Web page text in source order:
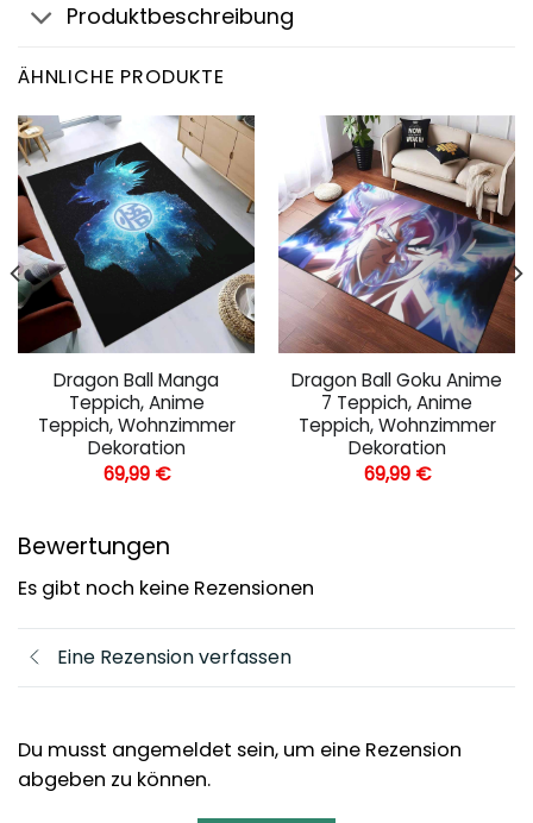
Produktbeschreibung
ÄHNLICHE PRODUKTE
Dragon Ball Manga
Teppich, Anime
Teppich, Wohnzimmer
Dekoration
69,99 €
Dragon Ball Goku Anime
7 Teppich, Anime
Teppich, Wohnzimmer
Dekoration
69,99 €
Bewertungen
Es gibt noch keine Rezensionen
Eine Rezension verfassen
Du musst angemeldet sein, um eine Rezension
abgeben zu können.